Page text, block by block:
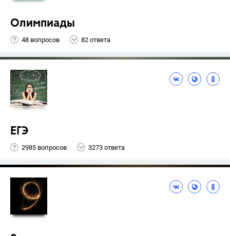
Олимпиады
48 вопросов 82 ответа
ЕГЭ
2985 вопросов 3273 ответа